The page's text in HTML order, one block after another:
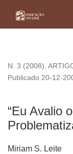
N. 3 (2008),
“Eu Avalio
Publicado 20-12-
Miriam S. Leite